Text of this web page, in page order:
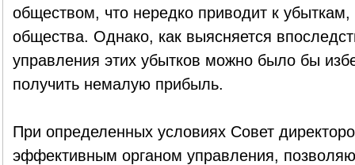
обществом, что нередко приводит к убыткам,
общества. Однако, как выясняется
управления этих убытков можно было бы
получить немалую прибыль.
При определенных условиях Совет
эффективным органом управления,